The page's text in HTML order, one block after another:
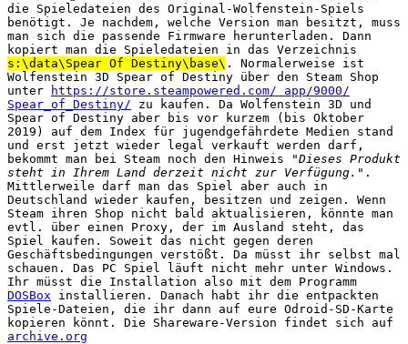
die Spieledateien des Original-Wolfenstein-Spiels
benötigt. Je nachdem, welche Version man besitzt, muss
man sich die passende Firmware herunterladen. Dann
kopiert man die Spieledateien in das Verzeichnis
s:\data\Spear Of Destiny\base\ . Normalerweise ist
Wolfenstein 3D Spear of Destiny über den Steam Shop
unter
https://store.steampowered.com/ app/9000/
Spear_of_Destiny/ zu kaufen. Da Wolfenstein 3D und
Spear of Destiny aber bis vor kurzem (bis Oktober
2019) auf dem Index für jugendgefährdete Medien stand
und erst jetzt wieder legal verkauft werden darf,
bekommt man bei Steam noch den Hinweis "Dieses Produkt
steht in Ihrem Land derzeit nicht zur Verfügung. ".
Mittlerweile darf man das Spiel aber auch in
Deutschland wieder kaufen, besitzen und zeigen. Wenn
Steam ihren Shop nicht bald aktualisieren, könnte man
evtl. über einen Proxy, der im Ausland steht, das
Spiel kaufen. Soweit das nicht gegen deren
Geschäftsbedingungen verstößt. Da müsst ihr selbst mal
schauen. Das PC Spiel läuft nicht mehr unter Windows.
Ihr müsst die Installation also mit dem Programm
DOSBox installieren. Danach habt ihr die entpackten
Spiele-Dateien, die ihr dann auf eure Odroid-SD-Karte
kopieren könnt. Die Shareware-Version findet sich auf
archive.org